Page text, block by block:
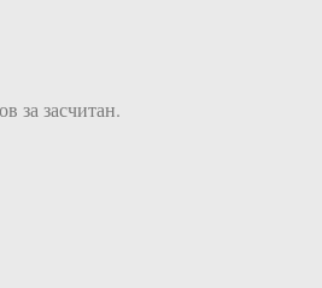
за засчитан.